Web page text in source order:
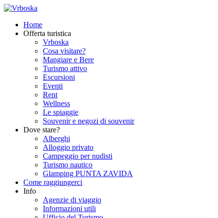
Home
Offerta turistica
Vrboska
Cosa visitare?
Mangiare e Bere
Turismo attivo
Escursioni
Eventi
Rent
Wellness
Le spiaggie
Souvenir e negozi di souvenir
Dove stare?
Alberghi
Alloggio privato
Campeggio per nudisti
Turismo nautico
Glamping PUNTA ZAVIDA
Come raggiungerci
Info
Agenzie di viaggio
Informazioni utili